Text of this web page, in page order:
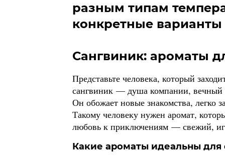
разным типам
конкретные варианты
Сангвиник: ароматы
Представьте человека, который
сангвиник — душа компании, вечный
Он обожает новые знакомства, легко
Такому человеку нужен аромат,
любовь к приключениям — свежий,
Какие ароматы идеальны для